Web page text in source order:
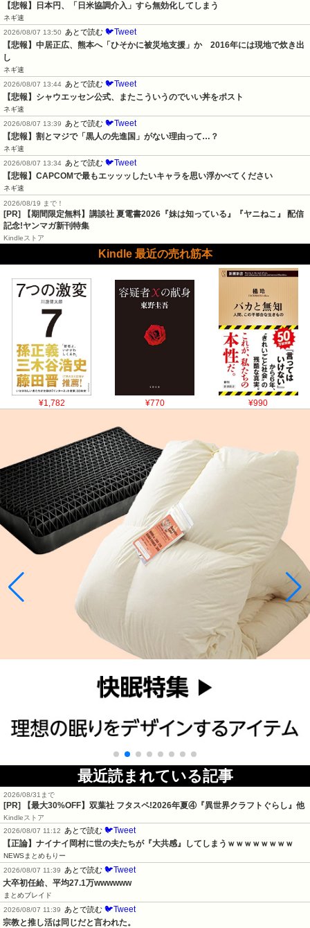
【悲報】日本円、「日米協調介入」すら無効化してしまう
ネギ速
2026/08/07 13:50
あとで読む 🐦Tweet
【悲報】中居正広、熊本へ「ひそかに被災地支援」か　2016年には現地で炊き出
し
ネギ速
2026/08/07 13:44 あとで読む 🐦Tweet
【悲報】シャウエッセン公式、またこういうのでいい丼をポスト
ネギ速
2026/08/07 13:39
あとで読む 🐦Tweet
【悲報】割とマジで「黒人の先進国」がない理由って…？
ネギ速
2026/08/07 13:34 あとで読む 🐦Tweet
【悲報】CAPCOMで最もエッッッしたいキャラを思い浮かべてください
ネギ速
2026/08/19 まで！
[PR] 【期間限定無料】講談社 夏電書2026『妹は知っている』『ヤニねこ』 配信
記念!ヤンマガ新刊特集
Kindleストア
Kindle 最近の売れ筋本
¥1,782 ¥770 ¥990
最近読まれている記事
2026/08/31まで
[PR] 【最大30%OFF】双葉社 フタスペ!2026年夏④『異世界クラフトぐらし』他
Kindleストア
2026/08/07 11:12
あとで読む 🐦Tweet
【正論】ナイナイ岡村に世の夫たちが『大共感』してしまうｗｗｗｗｗｗｗｗ
NEWSまとめもりー
2026/08/07 11:39
あとで読む 🐦Tweet
大卒初任給、平均27.1万wwwwww
まとめブレイド
2026/08/07 11:39
あとで読む 🐦Tweet
宗教と推し活は同じだと言われた。